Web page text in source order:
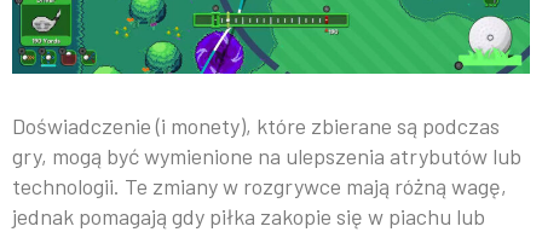
Doświadczenie (i monety), które zbierane są podczas
gry, mogą być wymienione na ulepszenia atrybutów lub
technologii. Te zmiany w rozgrywce mają różną wagę,
jednak pomagają gdy piłka zakopie się w piachu lub